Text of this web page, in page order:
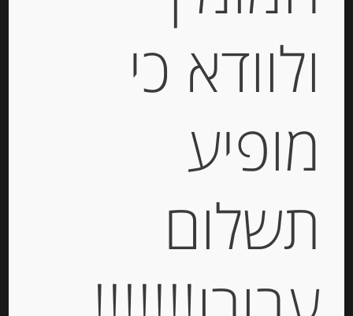
פסטה ביצים מקמח דורום ותרד
“צ’יפריאני” Tagliolini
47.00
מחיר ל 100 גרם: 18.80 ש"ח
הוספה לסל
ולוודא כי
מופיע
תשלום